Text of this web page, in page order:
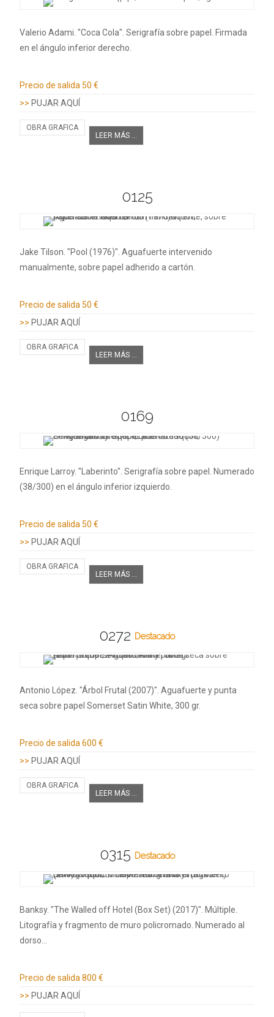
Valerio Adami. "Coca Cola". Serigrafía sobre papel. Firmada
en el ángulo inferior derecho.
Precio de salida 50 €
>> PUJAR AQUÍ
OBRA GRAFICA
LEER MÁS ...
0125
Jake Tilson. "Pool (1976)". Aguafuerte intervenido
manualmente, sobre papel adherido a cartón.
Precio de salida 50 €
>> PUJAR AQUÍ
OBRA GRAFICA
LEER MÁS ...
0169
Enrique Larroy. "Laberinto". Serigrafía sobre papel. Numerado
(38/300) en el ángulo inferior izquierdo.
Precio de salida 50 €
>> PUJAR AQUÍ
OBRA GRAFICA
LEER MÁS ...
0272 Destacado
Antonio López. "Árbol Frutal (2007)". Aguafuerte y punta
seca sobre papel Somerset Satin White, 300 gr.
Precio de salida600 €
>> PUJAR AQUÍ
OBRA GRAFICA
LEER MÁS ...
0315 Destacado
Banksy. "The Walled off Hotel (Box Set) (2017)". Múltiple.
Litografía y fragmento de muro policromado. Numerado al
dorso…
Precio de salida 800 €
>> PUJAR AQUÍ